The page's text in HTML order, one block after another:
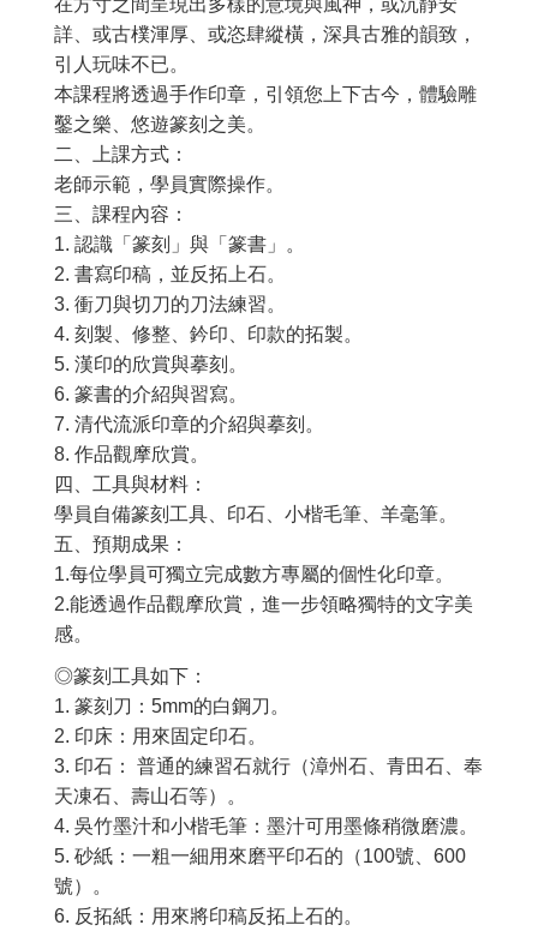
詳、或古樸渾厚、或恣肆縱橫，深具古雅的韻致，
引人玩味不已。
本課程將透過手作印章，引領您上下古今，體驗雕
鑿之樂、悠遊篆刻之美。
二、上課方式：
老師示範，學員實際操作。
三、課程內容：
1. 認識「篆刻」與「篆書」。
2. 書寫印稿，並反拓上石。
3. 衝刀與切刀的刀法練習。
4. 刻製、修整、鈐印、印款的拓製。
5. 漢印的欣賞與摹刻。
6. 篆書的介紹與習寫。
7. 清代流派印章的介紹與摹刻。
8. 作品觀摩欣賞。
四、工具與材料：
學員自備篆刻工具、印石、小楷毛筆、羊毫筆。
五、預期成果：
1.每位學員可獨立完成數方專屬的個性化印章。
2.能透過作品觀摩欣賞，進一步領略獨特的文字美
感。
◎篆刻工具如下：
1. 篆刻刀：5mm的白鋼刀。
2. 印床：用來固定印石。
3. 印石： 普通的練習石就行（漳州石、青田石、奉
天凍石、壽山石等）。
4. 吳竹墨汁和小楷毛筆：墨汁可用墨條稍微磨濃。
5. 砂紙：一粗一細用來磨平印石的（100號、600
號）。
6. 反拓紙：用來將印稿反拓上石的。